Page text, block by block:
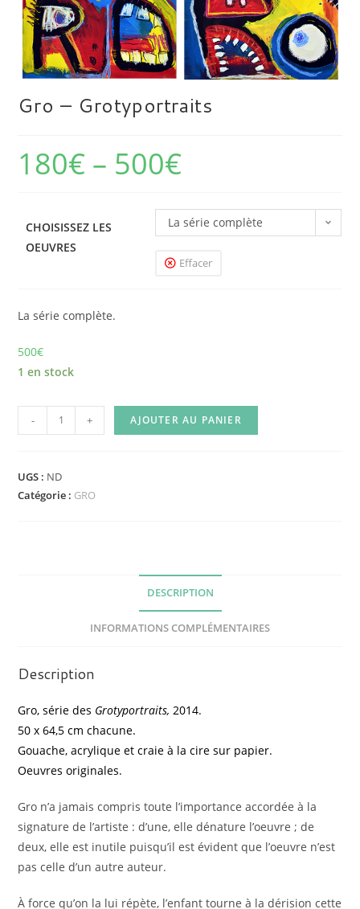
Gro – Grotyportraits
180€ – 500€
CHOISISSEZ LES
OEUVRES
La série complète
Effacer
La série complète.
500€
1 en stock
- + AJOUTER AU PANIER
UGS : ND
Catégorie : GRO
DESCRIPTION
INFORMATIONS COMPLÉMENTAIRES
Description
Gro, série des Grotyportraits, 2014.
50 x 64,5 cm chacune.
Gouache, acrylique et craie à la cire sur papier.
Oeuvres originales.
Gro n’a jamais compris toute l’importance accordée à la
signature de l’artiste : d’une, elle dénature l’oeuvre ; de
deux, elle est inutile puisqu’il est évident que l’oeuvre n’est
pas celle d’un autre auteur.
À force qu’on la lui répète, l’enfant tourne à la dérision cette